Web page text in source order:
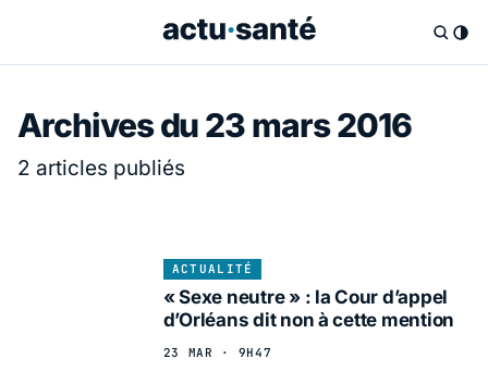
Archives du 23 mars 2016
2 articles publiés
ACTUALITÉ
« Sexe neutre » : la Cour d’appel
d’Orléans dit non à cette mention
23 MAR · 9H47